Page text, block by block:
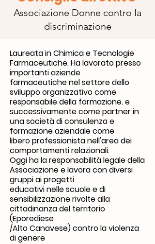
Associazione Donne contro la
discriminazione
Laureata in Chimica e Tecnologie
Farmaceutiche. Ha lavorato presso
importanti aziende
farmaceutiche nel settore dello
sviluppo organizzativo come
responsabile della formazione. e
successivamente come partner in
una società di consulenza e
formazione aziendale come
libero professionista nell'area dei
comportamenti relazionali.
Oggi ha la responsabilità legale della
Associazione e lavora con diversi
gruppi ai progetti
educativi nelle scuole e di
sensibilizzazione rivolte alla
cittadinanza del territorio
(Eporediese
/Alto Canavese) contro la violenza
di genere